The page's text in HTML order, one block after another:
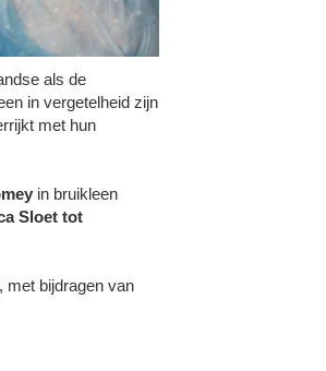
als de
in vergetelheid zijn
met hun
in bruikleen
Sloet tot
met bijdragen van